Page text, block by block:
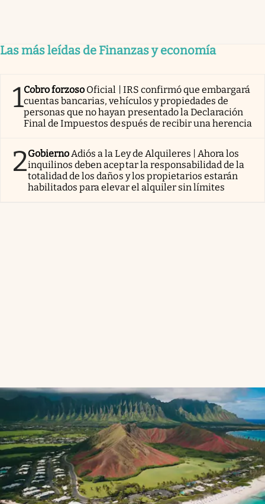
Las más leídas de Finanzas y economía
1Cobro forzoso Oficial | IRS confirmó que embargará
cuentas bancarias, vehículos y propiedades de
personas que no hayan presentado la Declaración
Final de Impuestos después de recibir una herencia
2GobiernoAdiós a la Ley de Alquileres | Ahora los
inquilinos deben aceptar la responsabilidad de la
totalidad de los daños y los propietarios estarán
habilitados para elevar el alquiler sin límites